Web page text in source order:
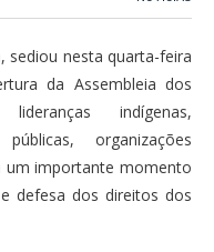
sediou nesta quarta-feira
da Assembleia dos
indígenas,
organizações
um importante momento
defesa dos direitos dos